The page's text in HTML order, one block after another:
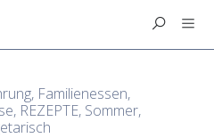
, Familienessen,
, REZEPTE, Sommer,